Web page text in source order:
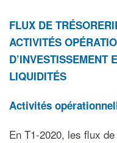
FLUX DE
ACTIVITÉS
D’INVESTISSEMENT
LIQUIDITÉS
Activités
En T1-2020, les flux